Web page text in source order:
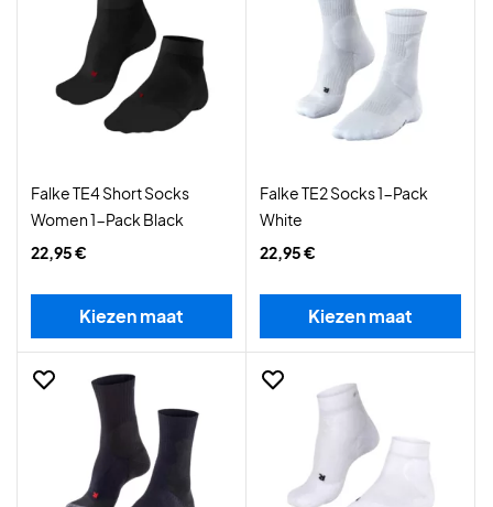
Falke TE4 Short Socks
Women 1-Pack Black
22,95 €
Kiezen maat
Falke TE2 Socks 1-Pack
White
22,95 €
Kiezen maat